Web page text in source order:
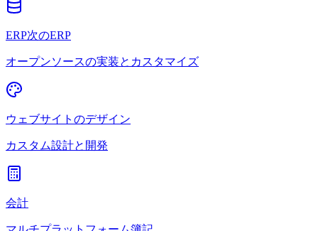
ERP次のERP
オープンソースの実装とカスタマイズ
ウェブサイトのデザイン
カスタム設計と開発
会計